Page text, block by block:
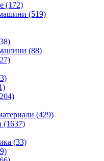
(172)
(519)
(88)
(429)
(1637)
(33)